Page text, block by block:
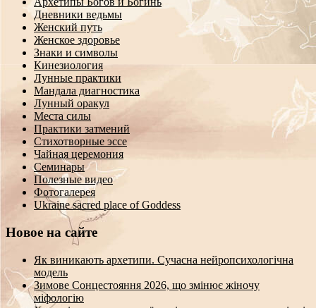
Дневники ведьмы
Женский путь
Женское здоровье
Знаки и символы
Кинезиология
Лунные практики
Мандала диагностика
Лунный оракул
Места силы
Практики затмений
Стихотворные эссе
Чайная церемония
Семинары
Полезные видео
Фотогалерея
Ukraine sacred place of Goddess
Новое на сайте
Як виникають архетипи. Сучасна нейропсихологічна
модель
Зимове Сонцестояння 2026, що змінює жіночу
міфологію